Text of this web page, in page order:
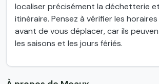
localiser précisément la déchetterie
itinéraire. Pensez à vérifier les
avant de vous déplacer, car ils
les saisons et les jours fériés.